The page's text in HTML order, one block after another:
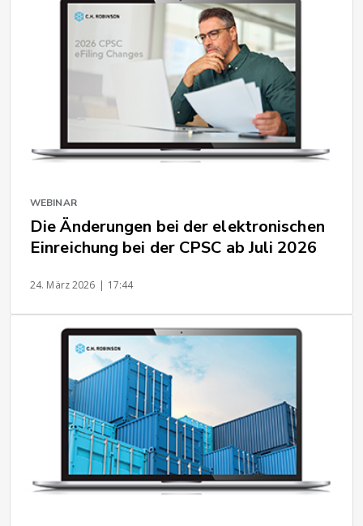
WEBINAR
Die Änderungen bei der elektronischen
Einreichung bei der CPSC ab Juli 2026
24. März 2026 | 17:44